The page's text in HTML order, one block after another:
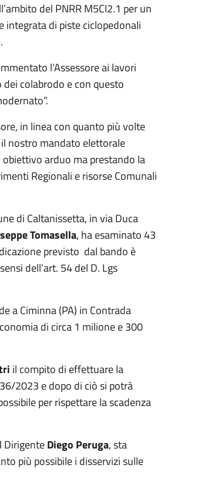
del PNRR M5CI2.1 per un
integrata di piste ciclopedonali
l’Assessore ai lavori
colabrodo e con questo
in linea con quanto più volte
nostro mandato elettorale
obiettivo arduo ma prestando la
Regionali e risorse Comunali
di Caltanissetta, in via Duca
Tomasella, ha esaminato 43
previsto dal bando è
dell’art. 54 del D. Lgs
a Ciminna (PA) in Contrada
di circa 1 milione e 300
il compito di effettuare la
2023 e dopo di ciò si potrà
per rispettare la scadenza
DirigenteDiego Peruga, sta
più possibile i disservizi sulle